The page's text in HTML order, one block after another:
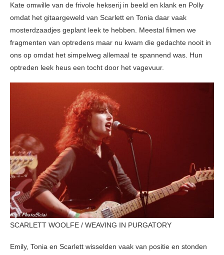
Kate omwille van de frivole hekserij in beeld en klank en Polly
omdat het gitaargeweld van Scarlett en Tonia daar vaak
mosterdzaadjes geplant leek te hebben. Meestal filmen we
fragmenten van optredens maar nu kwam die gedachte nooit in
ons op omdat het simpelweg allemaal te spannend was. Hun
optreden leek heus een tocht door het vagevuur.
SCARLETT WOOLFE / WEAVING IN PURGATORY
Emily, Tonia en Scarlett wisselden vaak van positie en stonden